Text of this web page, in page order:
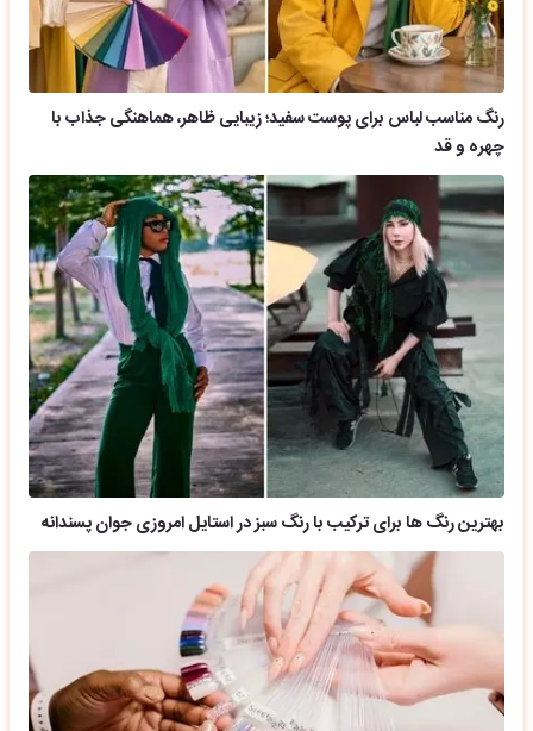
رنگ مناسب لباس برای پوست سفید؛ زیبایی ظاهر، هماهنگی جذاب با
چهره و قد
بهترین رنگ ها برای ترکیب با رنگ سبز در استایل امروزی جوان پسندانه